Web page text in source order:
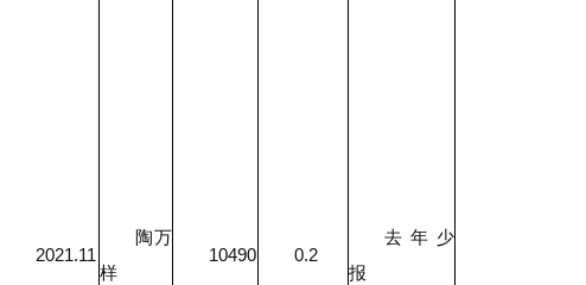
2021.11
陶万
样
10490 0.2
去年少
报